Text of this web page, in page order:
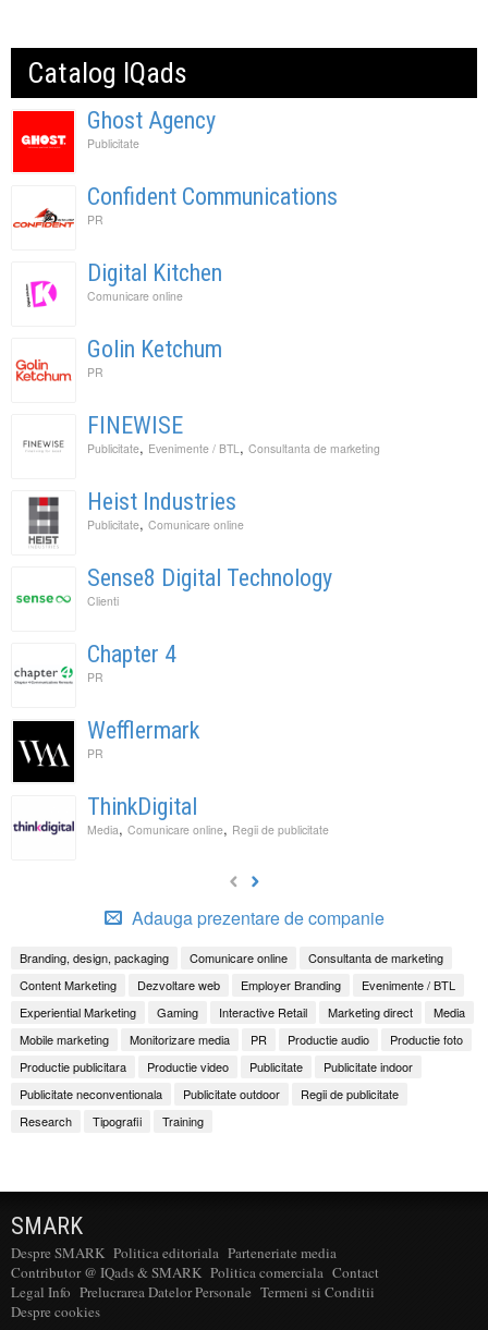
Catalog IQads
Ghost Agency
Publicitate
Confident Communications
PR
Digital Kitchen
Comunicare online
Golin Ketchum
PR
FINEWISE
Publicitate, Evenimente / BTL, Consultanta de marketing
Heist Industries
Publicitate, Comunicare online
Sense8 Digital Technology
Clienti
Chapter 4
PR
Wefflermark
PR
ThinkDigital
Media, Comunicare online, Regii de publicitate
Adauga prezentare de companie
Branding, design, packaging Comunicare online
Consultanta de marketing
Content Marketing
Dezvoltare web Employer Branding
Evenimente / BTL
Experiential Marketing
Gaming Interactive Retail Marketing direct
Media
Mobile marketing
Monitorizare media PR Productie audio
Productie foto
Productie publicitara
Productie video Publicitate
Publicitate indoor
Publicitate neconventionala
Publicitate outdoor
Regii de publicitate
Research
Tipografii Training
SMARK
Despre SMARK Politica editoriala Parteneriate media
Contributor @ IQads & SMARK Politica comerciala Contact
Legal Info Prelucrarea Datelor Personale Termeni si Conditii
Despre cookies